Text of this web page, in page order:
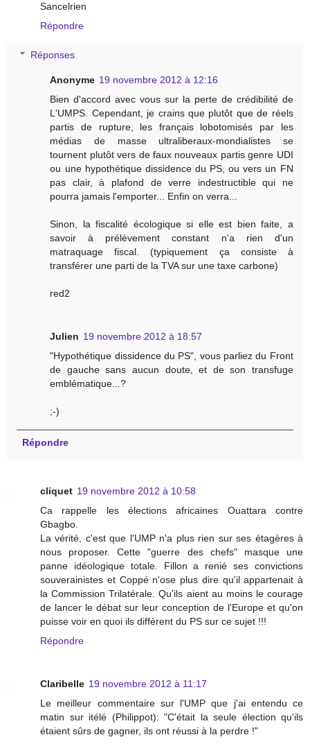
Sancelrien
Répondre
Réponses
Anonyme 19 novembre 2012 à 12:16
Bien d'accord avec vous sur la perte de crédibilité de
L'UMPS. Cependant, je crains que plutôt que de réels
partis de rupture, les français lobotomisés par les
médias de masse ultraliberaux-mondialistes se
tournent plutôt vers de faux nouveaux partis genre UDI
ou une hypothétique dissidence du PS, ou vers un FN
pas clair, à plafond de verre indestructible qui ne
pourra jamais l'emporter... Enfin on verra...
Sinon, la fiscalité écologique si elle est bien faite, a
savoir à prélèvement constant n'a rien d'un
matraquage fiscal. (typiquement ça consiste à
transférer une parti de la TVA sur une taxe carbone)
red2
Julien 19 novembre 2012 à 18:57
"Hypothétique dissidence du PS", vous parliez du Front
de gauche sans aucun doute, et de son transfuge
emblématique...?
;-)
Répondre
cliquet 19 novembre 2012 à 10:58
Ca rappelle les élections africaines Ouattara contre
Gbagbo.
La vérité, c'est que l'UMP n'a plus rien sur ses étagères à
nous proposer. Cette "guerre des chefs" masque une
panne idéologique totale. Fillon a renié ses convictions
souverainistes et Coppé n'ose plus dire qu'il appartenait à
la Commission Trilatérale. Qu'ils aient au moins le courage
de lancer le débat sur leur conception de l'Europe et qu'on
puisse voir en quoi ils diffèrent du PS sur ce sujet !!!
Répondre
Claribelle 19 novembre 2012 à 11:17
Le meilleur commentaire sur l'UMP que j'ai entendu ce
matin sur itélé (Philippot): "C'était la seule élection qu'ils
étaient sûrs de gagner, ils ont réussi à la perdre !"